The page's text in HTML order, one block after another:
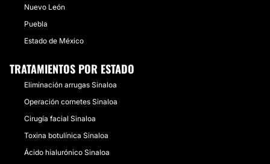
Nuevo León
Puebla
Estado de México
TRATAMIENTOS POR ESTADO
Eliminación arrugas Sinaloa
Operación cornetes Sinaloa
Cirugía facial Sinaloa
Toxina botulínica Sinaloa
Ácido hialurónico Sinaloa